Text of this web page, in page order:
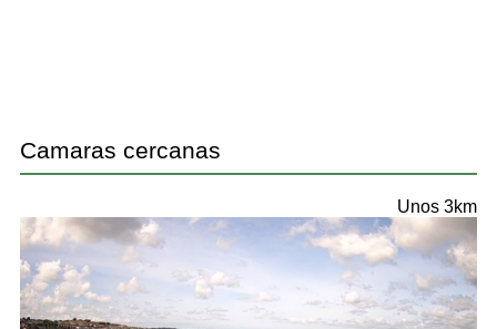
Camaras cercanas
Unos 3km